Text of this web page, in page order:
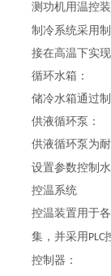
测功机用温控
制冷系统采用
接在高温下实
循环水箱：
储冷水箱通过
供液循环泵：
供液循环泵为
设置参数控制
控温系统
控温装置用于
集，并采用 PLC
控制器：